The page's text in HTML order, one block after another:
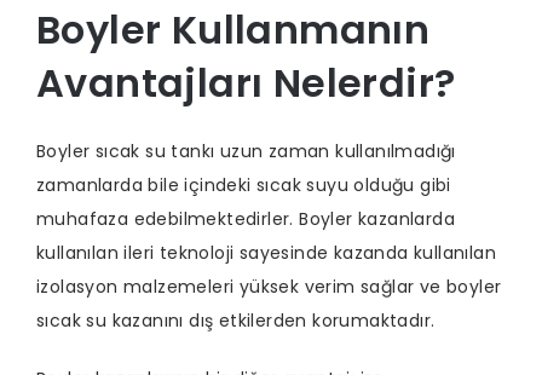
Boyler Kullanmanın
Avantajları Nelerdir?
Boyler sıcak su tankı uzun zaman kullanılmadığı
zamanlarda bile içindeki sıcak suyu olduğu gibi
muhafaza edebilmektedirler. Boyler kazanlarda
kullanılan ileri teknoloji sayesinde kazanda kullanılan
izolasyon malzemeleri yüksek verim sağlar ve boyler
sıcak su kazanını dış etkilerden korumaktadır.